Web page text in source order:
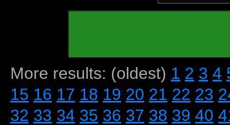
More results: (oldest) 1 2 3 4
15 16 17 18 19 20 21 22 23
32 33 34 35 36 37 38 39 40